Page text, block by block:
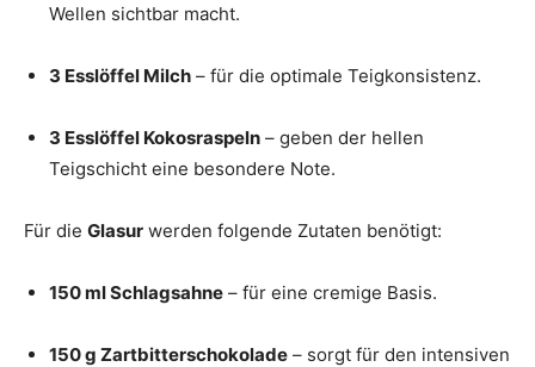
Wellen sichtbar macht.
3 Esslöffel Milch – für die optimale Teigkonsistenz.
3 Esslöffel Kokosraspeln – geben der hellen
Teigschicht eine besondere Note.
Für die Glasur werden folgende Zutaten benötigt:
150 ml Schlagsahne – für eine cremige Basis.
150 g Zartbitterschokolade – sorgt für den intensiven